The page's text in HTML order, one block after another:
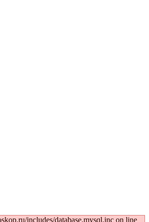
includes/database.mysql.inc on line